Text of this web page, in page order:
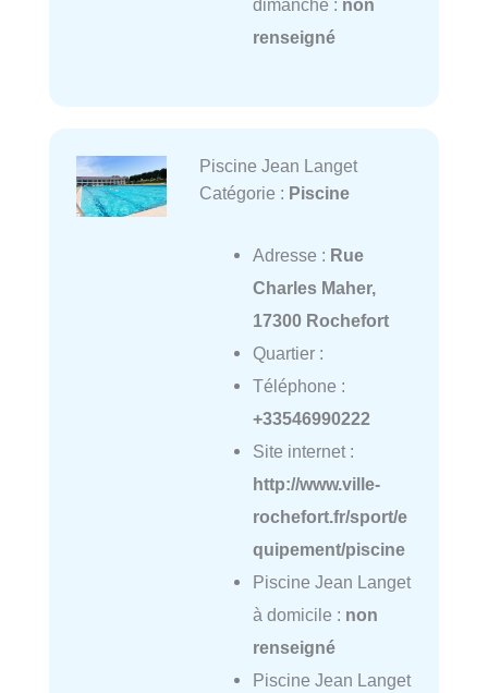
dimanche : non
renseigné
Piscine Jean Langet
Catégorie : Piscine
Adresse : Rue
Charles Maher,
17300 Rochefort
Quartier :
Téléphone :
+33546990222
Site internet :
http://www.ville-
rochefort.fr/sport/e
quipement/piscine
Piscine Jean Langet
à domicile : non
renseigné
Piscine Jean Langet